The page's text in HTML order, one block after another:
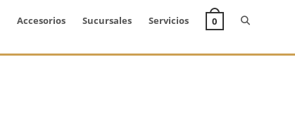
Accesorios Sucursales Servicios 0 Alternar